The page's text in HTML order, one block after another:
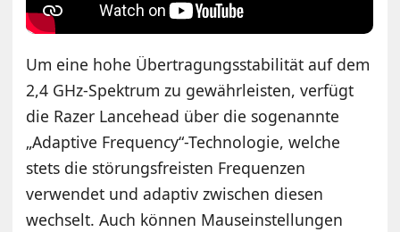
Um eine hohe Übertragungsstabilität auf dem
2,4 GHz-Spektrum zu gewährleisten, verfügt
die Razer Lancehead über die sogenannte
„Adaptive Frequency“-Technologie, welche
stets die störungsfreisten Frequenzen
verwendet und adaptiv zwischen diesen
wechselt. Auch können Mauseinstellungen